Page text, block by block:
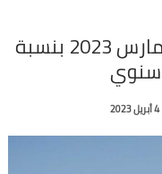
مبيعات هيونداي تقفز خلال مارس 2023 بنسبة
4 أبريل 2023